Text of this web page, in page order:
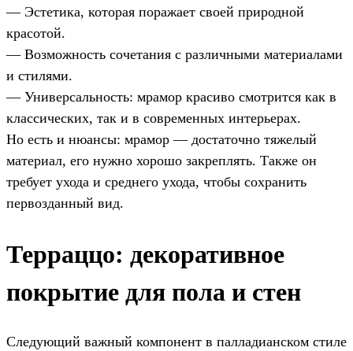
— Эстетика, которая поражает своей природной
красотой.
— Возможность сочетания с различными материалами
и стилями.
— Универсальность: мрамор красиво смотрится как в
классических, так и в современных интерьерах.
Но есть и нюансы: мрамор — достаточно тяжелый
материал, его нужно хорошо закреплять. Также он
требует ухода и среднего ухода, чтобы сохранить
первозданный вид.
Терраццо: декоративное
покрытие для пола и стен
Следующий важный компонент в палладианском стиле